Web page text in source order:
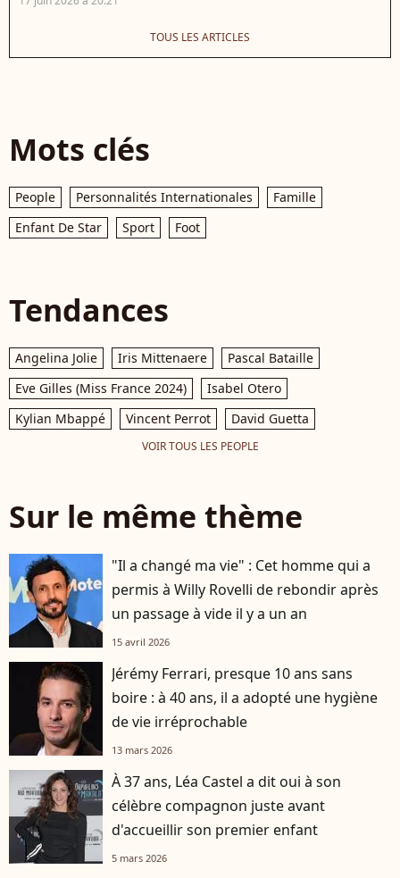
TOUS LES ARTICLES
Mots clés
People Personnalités Internationales
Famille
Enfant De Star
Sport Foot
Tendances
Angelina Jolie Iris Mittenaere
Pascal Bataille
Eve Gilles (Miss France 2024)
Isabel Otero
Kylian Mbappé
Vincent Perrot David Guetta
VOIR TOUS LES PEOPLE
Sur le même thème
"Il a changé ma vie" : Cet homme qui a
permis à Willy Rovelli de rebondir après
un passage à vide il y a un an
15 avril 2026
Jérémy Ferrari, presque 10 ans sans
boire : à 40 ans, il a adopté une hygiène
de vie irréprochable
13 mars 2026
À 37 ans, Léa Castel a dit oui à son
célèbre compagnon juste avant
d'accueillir son premier enfant
5 mars 2026